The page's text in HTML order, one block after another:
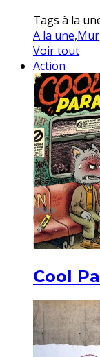
Tags à la
A la une,Mur
Voir tout
Action
Cool